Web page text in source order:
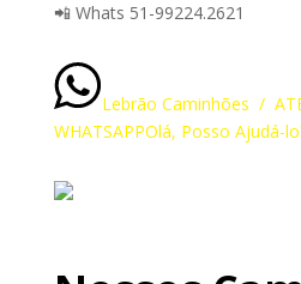
📲 Whats 51-99224.2621
Lebrão Caminhões /
WHATSAPPOlá, Posso Ajudá-